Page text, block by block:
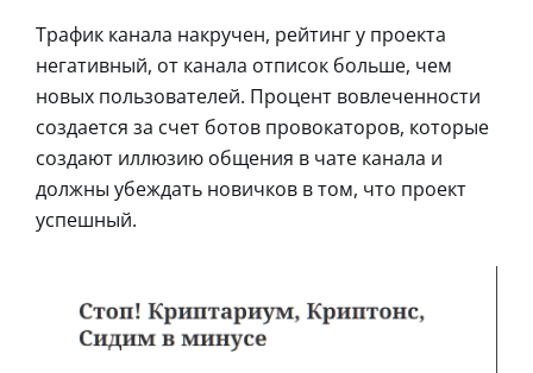
Трафик канала накручен, рейтинг у проекта
негативный, от канала отписок больше, чем
новых пользователей. Процент вовлеченности
создается за счет ботов провокаторов, которые
создают иллюзию общения в чате канала и
должны убеждать новичков в том, что проект
успешный.